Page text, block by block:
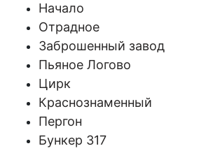
Начало
Отрадное
Заброшенный завод
Пьяное Логово
Цирк
Краснознаменный
Пергон
Бункер 317